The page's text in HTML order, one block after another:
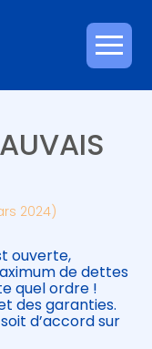
2024)
ouverte,
de dettes
quel ordre !
des garanties.
d’accord sur